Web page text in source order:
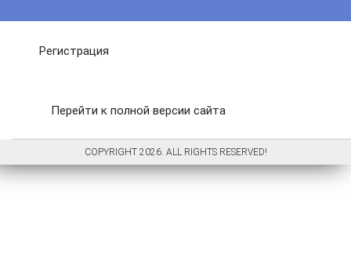
Регистрация
Перейти к полной версии сайта
COPYRIGHT 2026. ALL RIGHTS RESERVED!